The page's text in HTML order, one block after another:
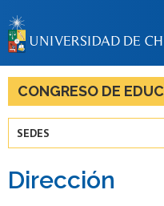
LA
CONGRESO DE
SEDES
Dirección